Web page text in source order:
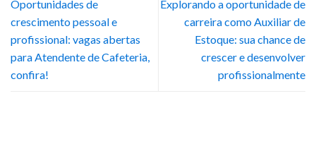
Oportunidades de
crescimento pessoal e
profissional: vagas abertas
para Atendente de Cafeteria,
confira!
Explorando a oportunidade de
carreira como Auxiliar de
Estoque: sua chance de
crescer e desenvolver
profissionalmente